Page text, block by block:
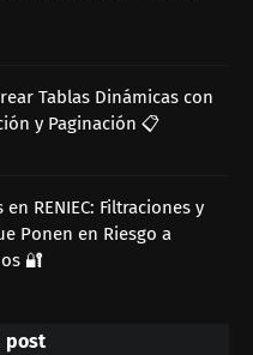
Tablas Dinámicas con
y Paginación 📋
RENIEC: Filtraciones y
Ponen en Riesgo a
🔐
post